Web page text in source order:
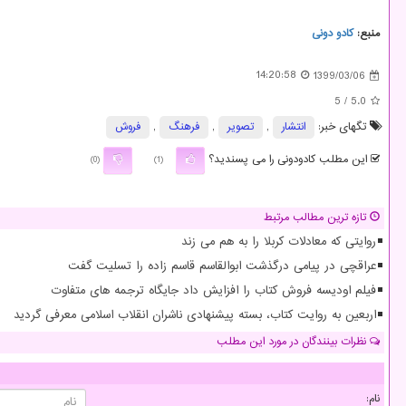
منبع:كادو دونی
1399/03/06
14:20:58
5.0
/ 5
تگهای خبر:
انتشار , تصویر , فرهنگ ,
فروش
این مطلب کادودونی را می پسندید؟
(1)
(0)
تازه ترین مطالب مرتبط
روایتی که معادلات کربلا را به هم می زند
عراقچی در پیامی درگذشت ابوالقاسم قاسم زاده را تسلیت گفت
فیلم اودیسه فروش کتاب را افزایش داد جایگاه ترجمه های متفاوت
اربعین به روایت کتاب، بسته پیشنهادی ناشران انقلاب اسلامی معرفی گردید
نظرات بینندگان در مورد این مطلب
نام: